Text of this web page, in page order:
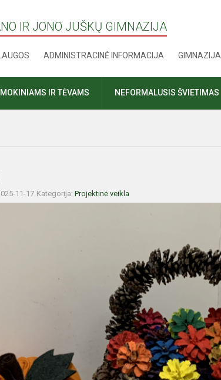
IR JONO JUŠKŲ GIMNAZIJA
ADMINISTRACINĖ INFORMACIJA GIMNAZIJA
IR TĖVAMS NEFORMALUSIS ŠVIETIMAS
11-17 Kategorija: Projektinė veikla